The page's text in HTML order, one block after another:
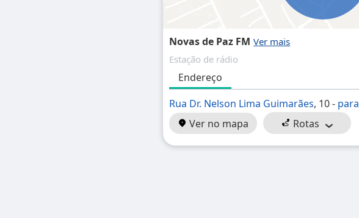
Novas de Paz FM
Estação de rádio
Endereço
Rua Dr. Nelson Lima Guimarães, 10 - para
Ver no mapa
Rotas